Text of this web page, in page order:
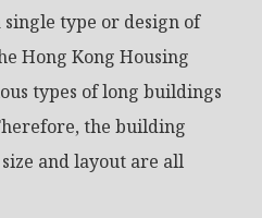
type or design of
Hong Kong Housing
types of long buildings
the building
and layout are all